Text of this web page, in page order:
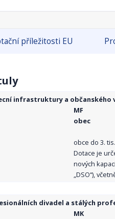
příležitosti EU
infrastruktury a občanského
MF
obec
obce do 3.
Dotace je
nových
„DSO“),
divadel a stálých
MK